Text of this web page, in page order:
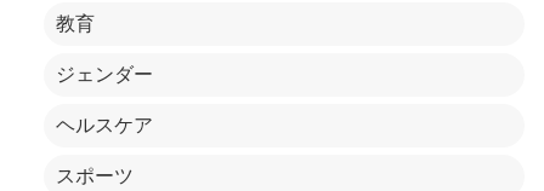
教育
ジェンダー
ヘルスケア
スポーツ